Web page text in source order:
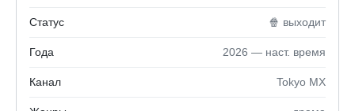
Статус 🍿 выходит
Года 2026 — наст. время
Канал Tokyo MX